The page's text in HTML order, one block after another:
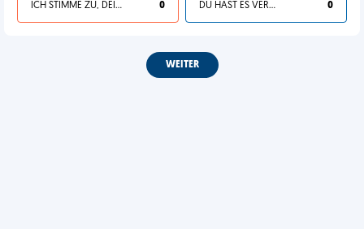
ICH STIMME ZU, DEIN LEBEN IST SCHEISSE 0 DU HAST ES VERDIENT 0
WEITER